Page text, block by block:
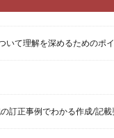
いて理解を深めるためのポ
訂正事例でわかる作成/記載